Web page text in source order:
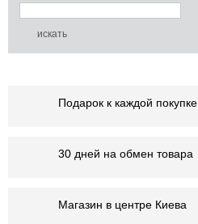
Подарок к каждой покупке
30 дней на обмен товара
Магазин в центре Киева